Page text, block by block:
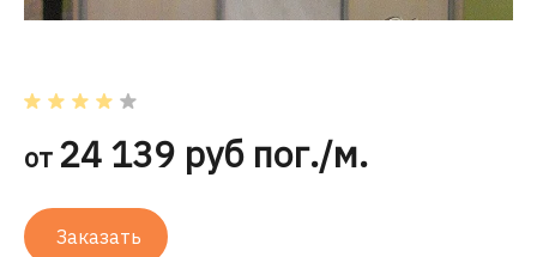
от 24 139 руб пог./м.
Заказать